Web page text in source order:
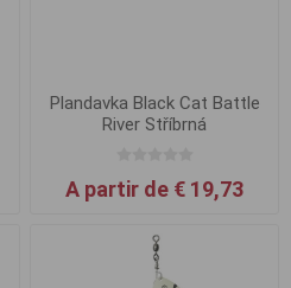
Plandavka Black Cat Battle
River Stříbrná
A partir de € 19,73